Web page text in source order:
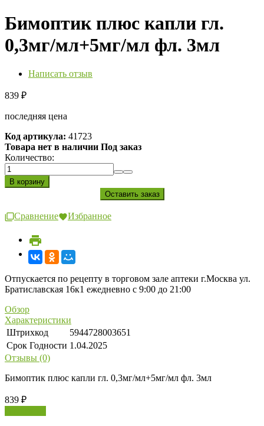
Бимоптик плюс капли гл.
0,3мг/мл+5мг/мл фл. 3мл
Написать отзыв
839 ₽
последняя цена
Код артикула: 41723
Товара нет в наличии Под заказ
Количество:
Сравнение Избранное
Отпускается по рецепту в торговом зале аптеки г.Москва ул.
Братиславская 16к1 ежедневно с 9:00 до 21:00
Обзор
Характеристики
Штрихкод
5944728003651
Срок Годности 1.04.2025
Отзывы (0)
Бимоптик плюс капли гл. 0,3мг/мл+5мг/мл фл. 3мл
839 ₽